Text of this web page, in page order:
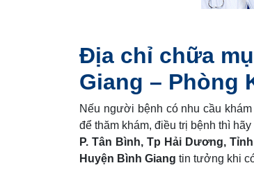
Địa chỉ chữa
Giang – Phòng
Nếu người bệnh có nhu cầu
để thăm khám, điều trị bệnh thì
P. Tân Bình, Tp Hải Dương,
Huyện Bình Giang tin tưởng khi